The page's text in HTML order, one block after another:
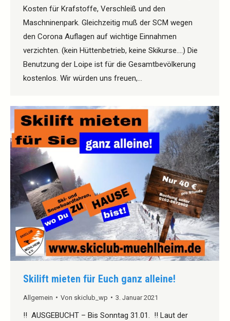
Kosten für Krafstoffe, Verschleiß und den
Maschninenpark. Gleichzeitig muß der SCM wegen
den Corona Auflagen auf wichtige Einnahmen
verzichten. (kein Hüttenbetrieb, keine Skikurse….) Die
Benutzung der Loipe ist für die Gesamtbevölkerung
kostenlos. Wir würden uns freuen,…
Skilift mieten für Euch ganz alleine!
Allgemein Von skiclub_wp 3. Januar 2021
!! AUSGEBUCHT – Bis Sonntag 31.01. !! Laut der